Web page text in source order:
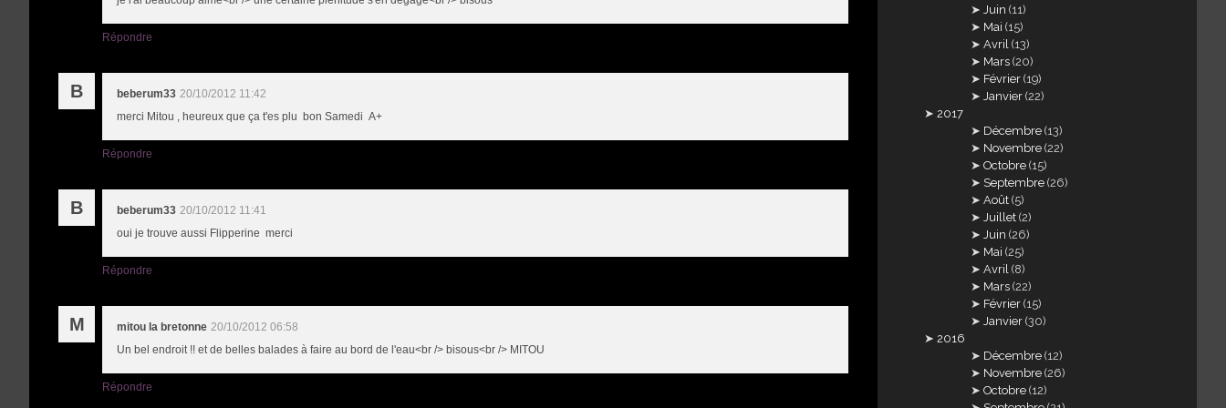
Répondre
B beberum33 20/10/2012 11:42
merci Mitou , heureux que ça t'es plu bon Samedi A+
Répondre
B beberum33 20/10/2012 11:41
oui je trouve aussi Flipperine merci
Répondre
M mitou la bretonne 20/10/2012 06:58
Un bel endroit !! et de belles balades à faire au bord de l'eau<br /> bisous<br /> MITOU
Répondre
Juin (11)
Mai (15)
Avril (13)
Mars (20)
Février (19)
Janvier (22)
2017
Décembre (13)
Novembre (22)
Octobre (15)
Septembre (26)
Août (5)
Juillet (2)
Juin (26)
Mai (25)
Avril (8)
Mars (22)
Février (15)
Janvier (30)
2016
Décembre (12)
Novembre (26)
Octobre (12)